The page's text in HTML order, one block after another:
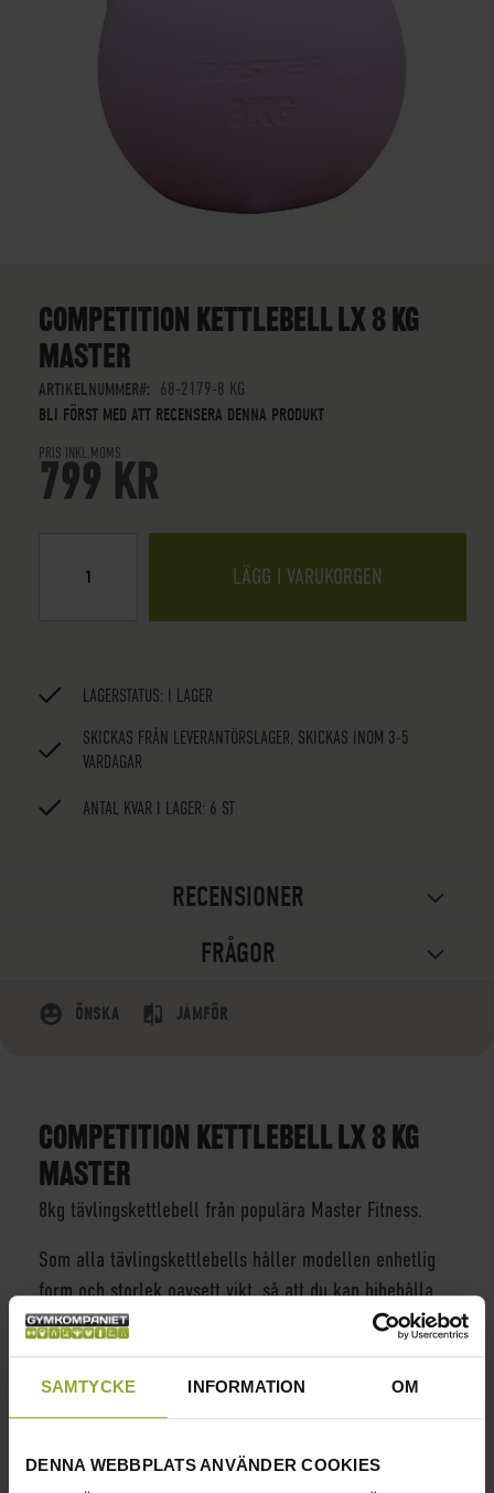
SAMTYCKE INFORMATION OM
DENNA WEBBPLATS ANVÄNDER COOKIES
BEGINNING
IMAGES
GALLERY
COMPETITION KETTLEBELL LX 8 KG
MASTER
ARTIKELNUMMER
68-2179-8 KG
BLI FÖRST MED ATT RECENSERA DENNA PRODUKT
PRIS INKL.MOMS
799 KR
LÄGG I VARUKORGEN
LAGERSTATUS: I LAGER
SKICKAS FRÅN LEVERANTÖRSLAGER, SKICKAS INOM 3-5
VARDAGAR
ANTAL KVAR I LAGER: 6 ST
RECENSIONER
FRÅGOR
ÖNSKA JÄMFÖR
COMPETITION KETTLEBELL LX 8 KG
MASTER
8kg tävlingskettlebell från populära Master Fitness.
Som alla tävlingskettlebells håller modellen enhetlig
form och storlek oavsett vikt, så att du kan bibehålla
oförändrad teknik vare sig du använder 8 eller 32kg.
färgkodad matt finish efter vikt. Handtagen är